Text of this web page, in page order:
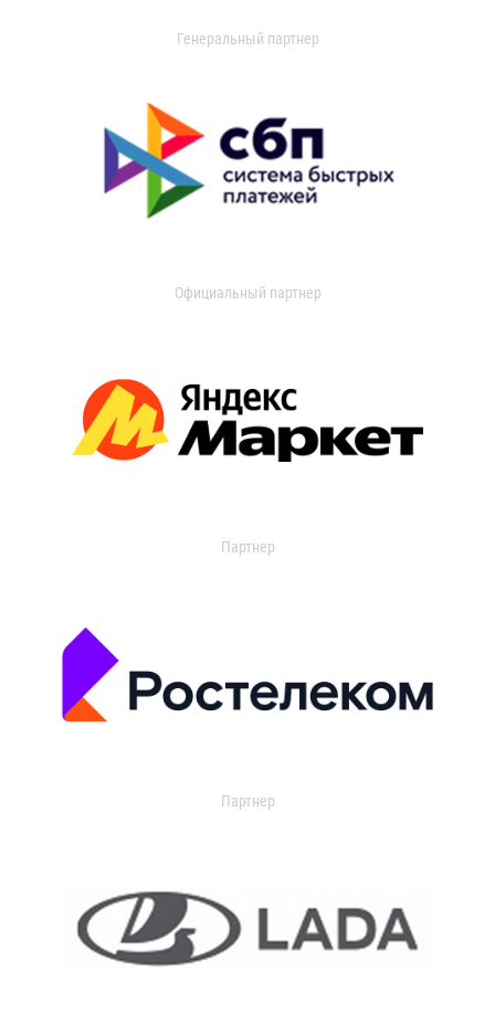
Генеральный партнер
Официальный партнер
Партнер
Партнер